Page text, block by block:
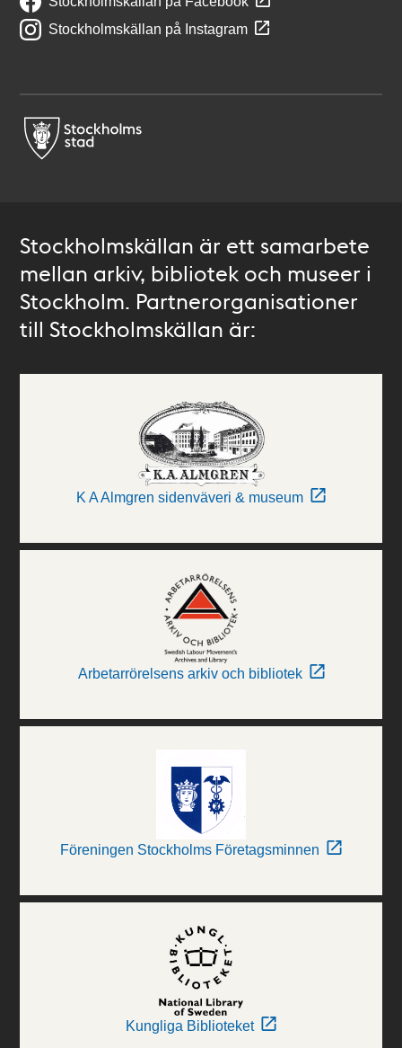
Stockholmskällan på Instagram
Stockholmskällan är ett samarbete
mellan arkiv, bibliotek och museer i
Stockholm. Partnerorganisationer
till Stockholmskällan är:
K A Almgren sidenväveri & museum
Arbetarrörelsens arkiv och bibliotek
Föreningen Stockholms Företagsminnen
Kungliga Biblioteket